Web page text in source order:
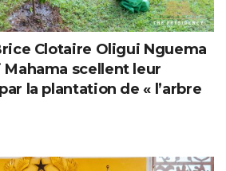
Clotaire Oligui Nguema
scellent leur
la plantation de « l’arbre